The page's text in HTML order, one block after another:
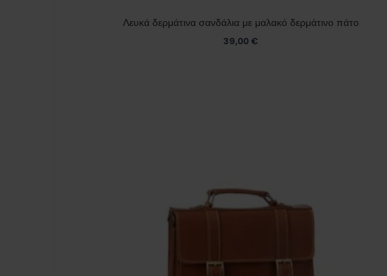
Λευκά δερμάτινα σανδάλια με μαλακό δερμάτινο πάτο
39,00 €